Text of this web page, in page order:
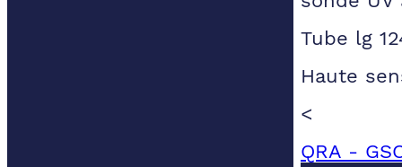
Tube lg
Haute
<
QRA -